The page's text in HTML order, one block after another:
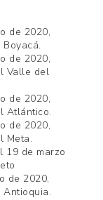
de 2020,
de 2020,
Valle del
de 2020,
Atlántico.
de 2020,
Meta.
19 de marzo
de 2020,